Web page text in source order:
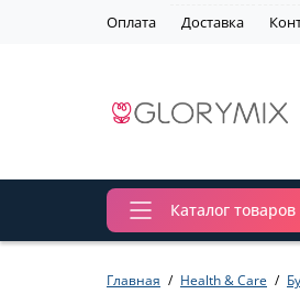
Оплата Доставка
Каталог товаров
Главная Health & Care